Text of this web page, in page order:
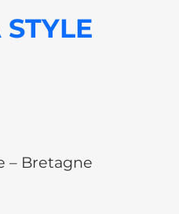
– Bretagne